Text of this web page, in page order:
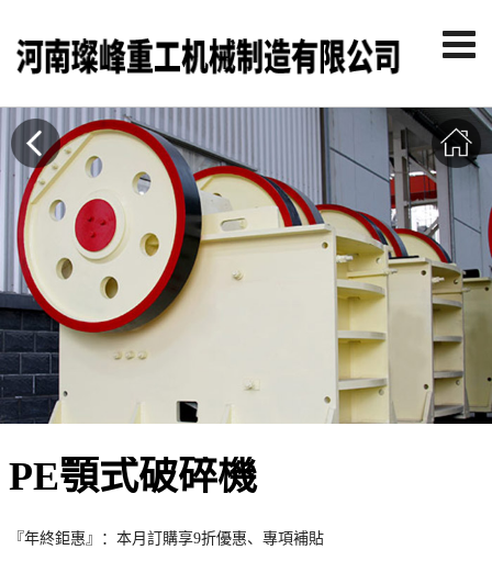
PE顎式破碎機
『年終鉅惠』：本月訂購享9折優惠、專項補貼